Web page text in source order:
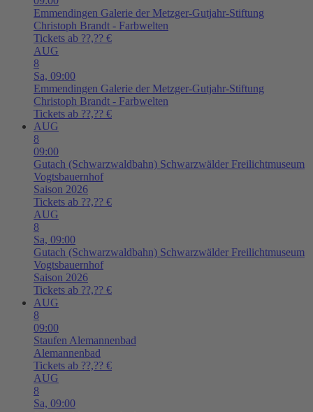
Emmendingen Galerie der Metzger-Gutjahr-Stiftung
Christoph Brandt - Farbwelten
Tickets ab ??,?? €
AUG
8
Sa, 09:00
Emmendingen Galerie der Metzger-Gutjahr-Stiftung
Christoph Brandt - Farbwelten
Tickets ab ??,?? €
AUG
8
09:00
Gutach (Schwarzwaldbahn) Schwarzwälder Freilichtmuseum
Vogtsbauernhof
Saison 2026
Tickets ab ??,?? €
AUG
8
Sa, 09:00
Gutach (Schwarzwaldbahn) Schwarzwälder Freilichtmuseum
Vogtsbauernhof
Saison 2026
Tickets ab ??,?? €
AUG
8
09:00
Staufen Alemannenbad
Alemannenbad
Tickets ab ??,?? €
AUG
8
Sa, 09:00